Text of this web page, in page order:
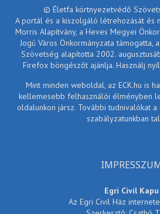
© Életfa körtnyezetvédő
A portál és a kiszolgáló létrehozását és
Morris Alapítvány, a Heves Megyei
Jogú Város Önkormányzata támogatta,
Szövetség alapította 2002.
Firefox böngészőt ajánlja. Használj
Mint minden weboldal, az ECK.hu is
kellemesebb felhasználói élményben
oldalunkon jársz. További tudnivalókat
szabályzatunkban
Egri Civil Kapu
Az Egri Civil Ház